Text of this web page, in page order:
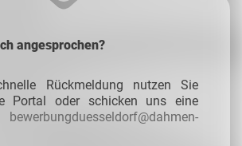
angesprochen?
Rückmeldung nutzen Sie
Portal oder schicken uns eine
bewerbungduesseldorf@dahmen-